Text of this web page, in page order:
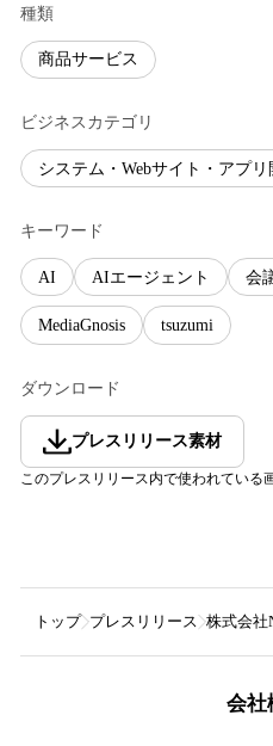
種類
商品サービス
ビジネスカテゴリ
システム・Webサイト・アプリ
キーワード
AI AIエージェント 会
MediaGnosis tsuzumi
ダウンロード
プレスリリース素材
このプレスリリース内で使われてい
トップ プレスリリース 株式会社
会社